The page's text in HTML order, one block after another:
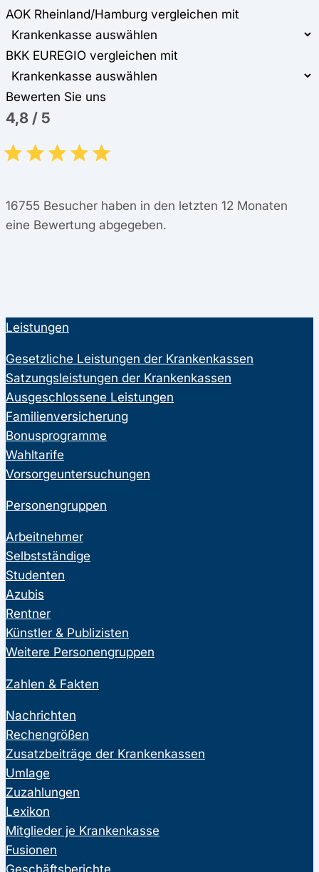
AOK Rheinland/Hamburg vergleichen mit
BKK EUREGIO vergleichen mit
Bewerten Sie uns
4,8 / 5
16755 Besucher haben in den letzten 12 Monaten
eine Bewertung abgegeben.
Leistungen
Gesetzliche Leistungen der Krankenkassen
Satzungsleistungen der Krankenkassen
Ausgeschlossene Leistungen
Familienversicherung
Bonusprogramme
Wahltarife
Vorsorgeuntersuchungen
Personengruppen
Arbeitnehmer
Selbstständige
Studenten
Azubis
Rentner
Künstler & Publizisten
Weitere Personengruppen
Zahlen & Fakten
Nachrichten
Rechengrößen
Zusatzbeiträge der Krankenkassen
Umlage
Zuzahlungen
Lexikon
Mitglieder je Krankenkasse
Fusionen
Geschäftsberichte